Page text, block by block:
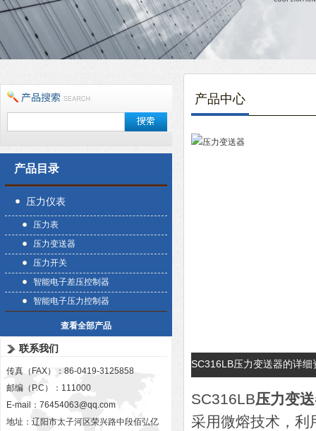
产品目录
压力仪表
压力表
压力变送器
压力开关
智能电子差压控制器
智能电子压力控制器
查看全部产品
联系我们
传真（FAX）：86-0419-3125858
邮编（P.C）：111000
E-mail： 76454063@qq.com
地址：辽阳市太子河区荣兴路中段佰弘亿
产品中心
SC316LB压力变送器的详细
SC316LB压力变
采用微熔技术，利